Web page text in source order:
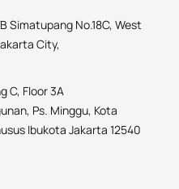
Simatupang No.18C, West
City,
C, Floor 3A
Ps. Minggu, Kota
Ibukota Jakarta 12540